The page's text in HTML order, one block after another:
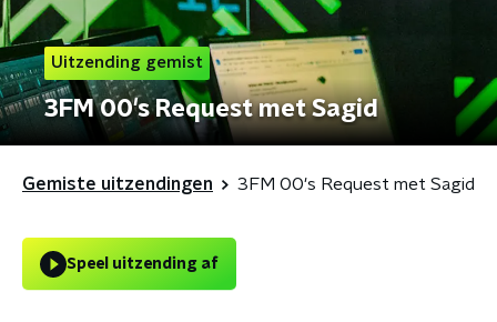
Uitzending gemist
3FM 00's Request met Sagid
Gemiste uitzendingen 3FM 00's Request met Sagid
Speel uitzending af